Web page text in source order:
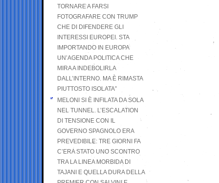
TORNARE A FARSI
FOTOGRAFARE CON TRUMP
CHE DI DIFENDERE GLI
INTERESSI EUROPEI. STA
IMPORTANDO IN EUROPA
UN’AGENDA POLITICA CHE
MIRA A INDEBOLIRLA
DALL’INTERNO. MA È RIMASTA
PIUTTOSTO ISOLATA”
MELONI SI È INFILATA DA SOLA
NEL TUNNEL. L’ESCALATION
DI TENSIONE CON IL
GOVERNO SPAGNOLO ERA
PREVEDIBILE: TRE GIORNI FA
C’ERA STATO UNO SCONTRO
TRA LA LINEA MORBIDA DI
TAJANI E QUELLA DURA DELLA